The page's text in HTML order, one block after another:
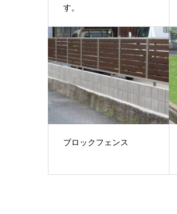
す。
ブロックフェンス